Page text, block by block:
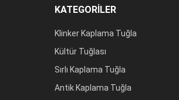
KATEGORİLER
Klinker Kaplama Tuğla
Kültür Tuğlası
Sırlı Kaplama Tuğla
Antik Kaplama Tuğla